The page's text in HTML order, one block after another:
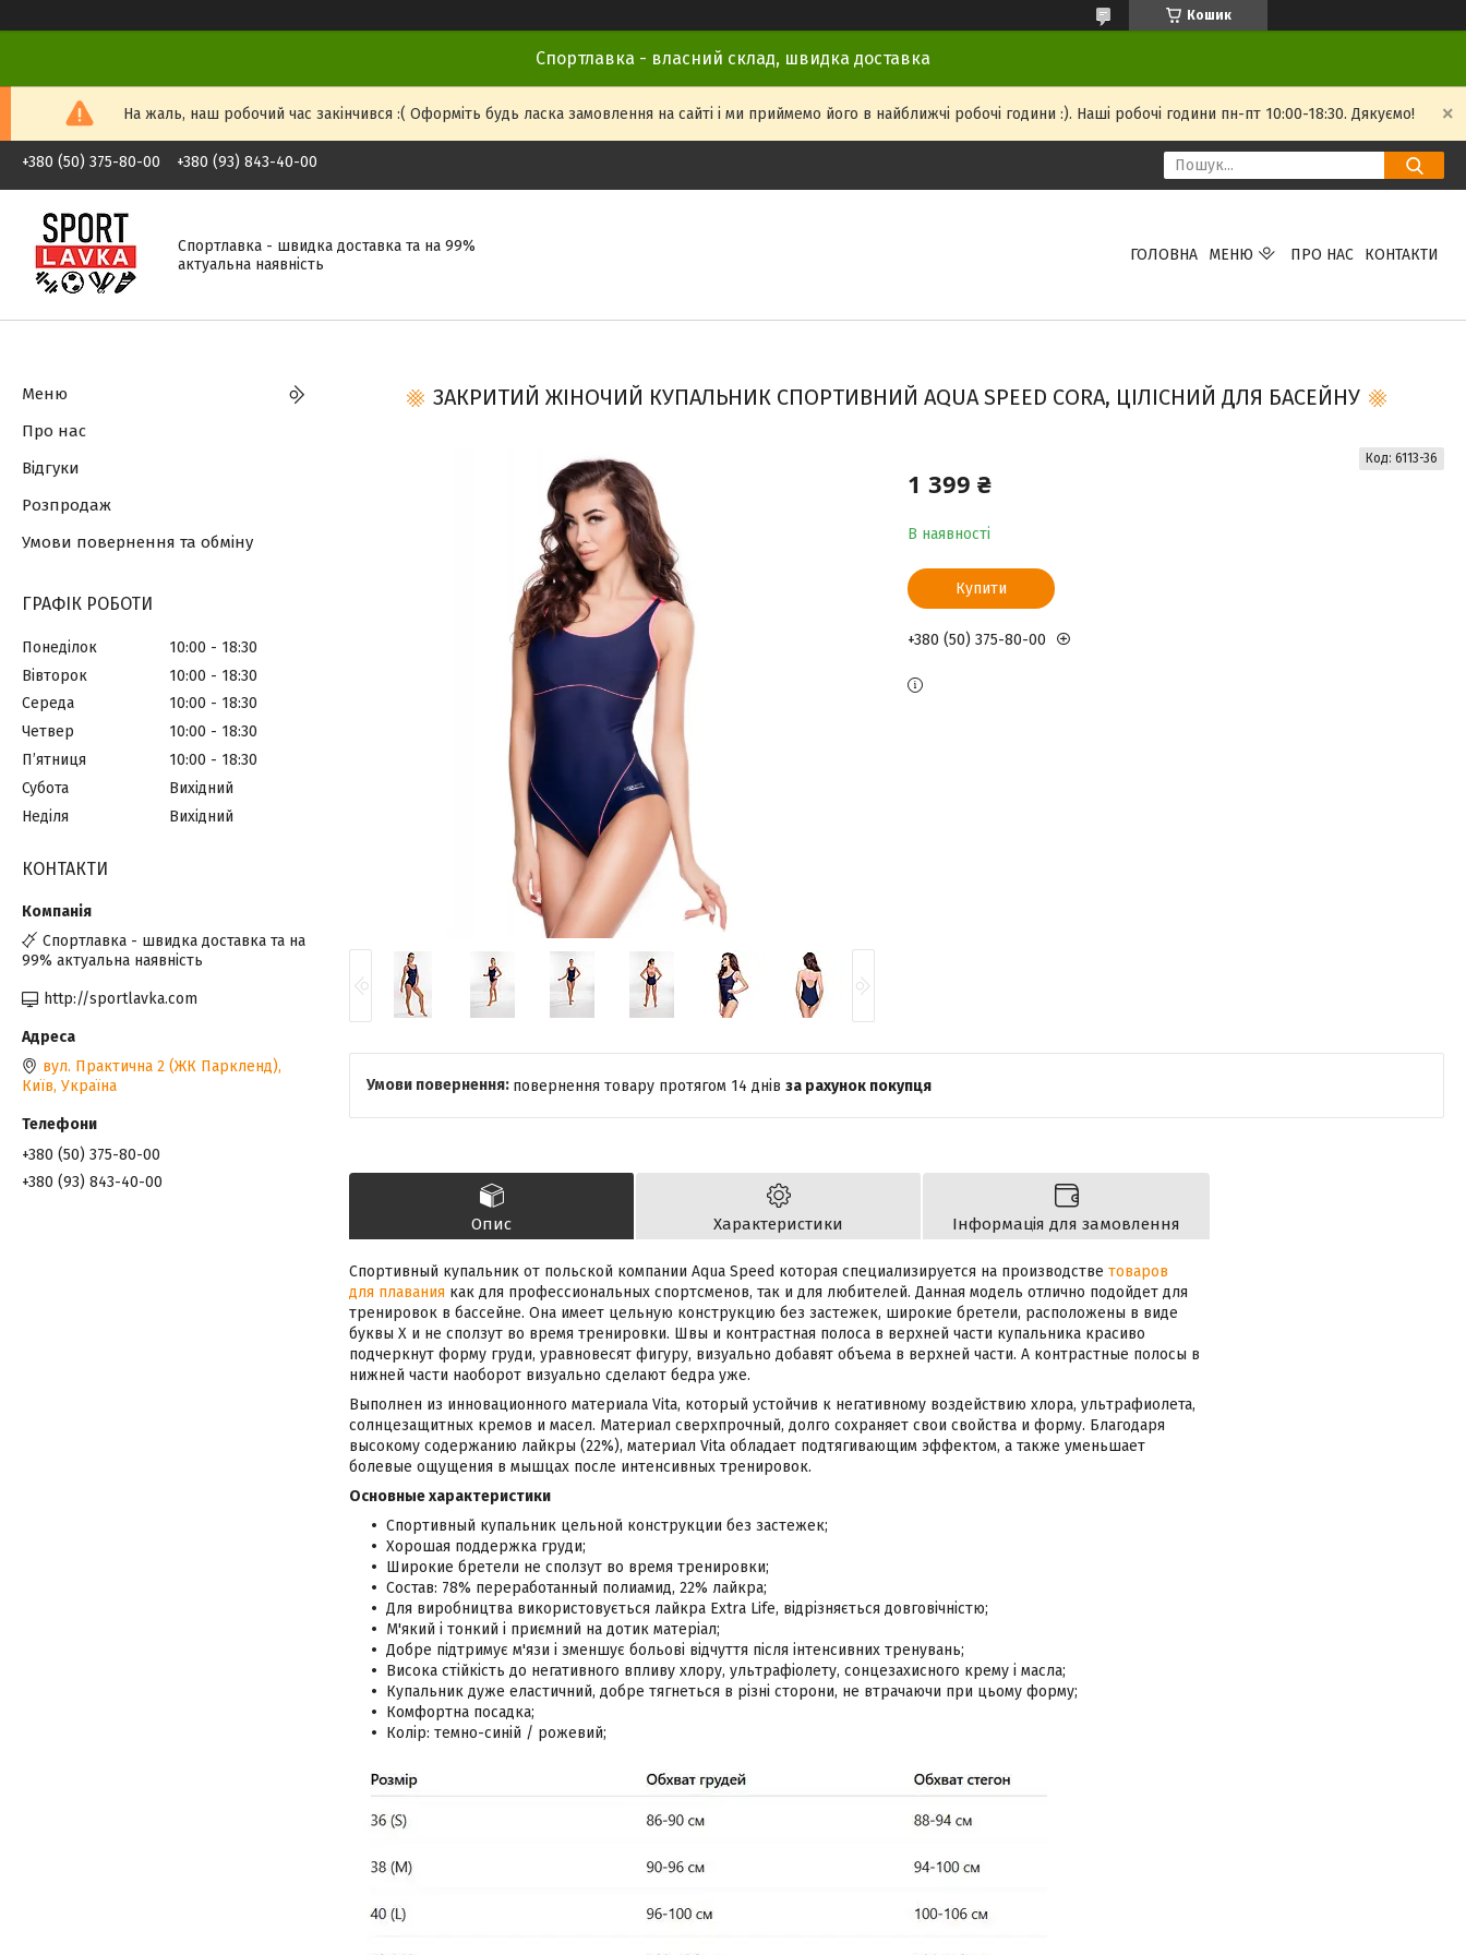
Кошик
Спортлавка - власний склад, швидка доставка
На жаль, наш робочий час закінчився :( Оформіть будь ласка замовлення на сайті і ми приймемо його в найближчі робочі години :). Наші робочі години пн-пт 10:00-18:30. Дякуємо!
+380 (50) 375-80-00 +380 (93) 843-40-00
Спортлавка - швидка доставка та на 99%
актуальна наявність
ГОЛОВНА МЕНЮ ПРО НАС КОНТАКТИ
ЗАКРИТИЙ ЖІНОЧИЙ КУПАЛЬНИК СПОРТИВНИЙ AQUA SPEED CORA, ЦІЛІСНИЙ ДЛЯ БАСЕЙНУ
1 399 ₴
В наявності
Код: 6113-36
Купити
+380 (50) 375-80-00
повернення товару протягом 14 днів за рахунок покупця
Опис Характеристики Інформація для замовлення
Спортивный купальник от польской компании Aqua Speed которая специализируется на производстве товаров
для плавания как для профессиональных спортсменов, так и для любителей. Данная модель отлично подойдет для
тренировок в бассейне. Она имеет цельную конструкцию без застежек, широкие бретели, расположены в виде
буквы Х и не сползут во время тренировки. Швы и контрастная полоса в верхней части купальника красиво
подчеркнут форму груди, уравновесят фигуру, визуально добавят объема в верхней части. А контрастные полосы в
нижней части наоборот визуально сделают бедра уже.
Выполнен из инновационного материала Vita, который устойчив к негативному воздействию хлора, ультрафиолета,
солнцезащитных кремов и масел. Материал сверхпрочный, долго сохраняет свои свойства и форму. Благодаря
высокому содержанию лайкры (22%), материал Vita обладает подтягивающим эффектом, а также уменьшает
болевые ощущения в мышцах после интенсивных тренировок.
Основные характеристики
Спортивный купальник цельной конструкции без застежек;
Хорошая поддержка груди;
Широкие бретели не сползут во время тренировки;
Состав: 78% переработанный полиамид, 22% лайкра;
Для виробництва використовується лайкра Extra Life, відрізняється довговічністю;
М'який і тонкий і приємний на дотик матеріал;
Добре підтримує м'язи і зменшує больові відчуття після інтенсивних тренувань;
Висока стійкість до негативного впливу хлору, ультрафіолету, сонцезахисного крему і масла;
Купальник дуже еластичний, добре тягнеться в різні сторони, не втрачаючи при цьому форму;
Комфортна посадка;
Колір: темно-синій / рожевий;
Меню
Про нас
Відгуки
Розпродаж
Умови повернення та обміну
ГРАФІК РОБОТИ
Понеділок 10:00
18:30
Вівторок
10:00
18:30
Середа
10:00
18:30
Четвер
10:00
18:30
Пʼятниця
10:00
18:30
Субота
Вихідний
Неділя
Вихідний
КОНТАКТИ
Спортлавка - швидка доставка та на
99% актуальна наявність
http://sportlavka.com
вул. Практична 2 (ЖК Паркленд),
Київ, Україна
+380 (50) 375-80-00
+380 (93) 843-40-00